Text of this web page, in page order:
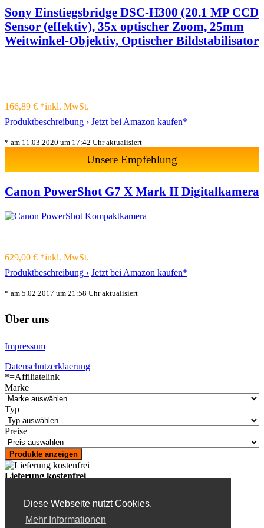
Diese Webseite nutzt Cookies.
Mehr Informationen
Sony Einstiegsbridge DSC-H300 (20.1 MP CCD
Sensor (effektiv), 35x optischer Zoom, 25mm
Weitwinkel-Objektiv, Optischer Bildstabilisator
166,89 € *inkl. MwSt.
Produktbeschreibung › Jetzt bei Amazon kaufen*
* am 11.03.2020 um 17:42 Uhr aktualisiert
Unsere Empfehlung
Canon PowerShot G7 X Mark II Digitalkamera
629,00 € *inkl. MwSt.
Produktbeschreibung › Jetzt bei Amazon kaufen*
* am 5.02.2017 um 21:58 Uhr aktualisiert
Über uns
Impressum
Datenschutzerklaerung
*=Affiliatelink
Marke
Typ
Preise
Lieferung kostenfrei
Praxisnah getestet
von Usern